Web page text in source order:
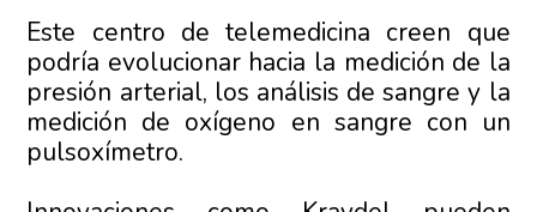
Este centro de telemedicina creen que
podría evolucionar hacia la medición de la
presión arterial, los análisis de sangre y la
medición de oxígeno en sangre con un
pulsoxímetro.